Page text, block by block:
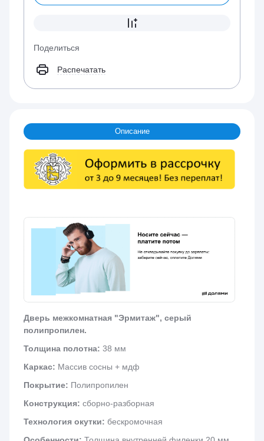
Поделиться
Распечатать
Описание
Дверь межкомнатная "Эрмитаж", серый
полипропилен.
Толщина полотна: 38 мм
Каркас: Массив сосны + мдф
Покрытие: Полипропилен
Конструкция: сборно-разборная
Технология окутки: бескромочная